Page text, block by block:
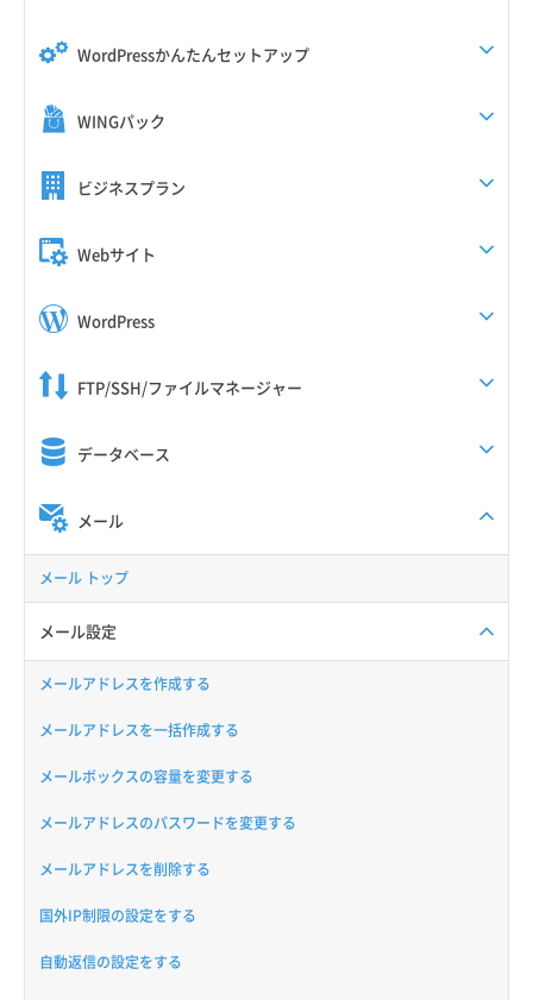
WordPressかんたんセットアップ
WINGパック
ビジネスプラン
Webサイト
WordPress
FTP/SSH/ファイルマネージャー
データベース
メール
メール トップ
メール設定
メールアドレスを作成する
メールアドレスを一括作成する
メールボックスの容量を変更する
メールアドレスのパスワードを変更する
メールアドレスを削除する
国外IP制限の設定をする
自動返信の設定をする